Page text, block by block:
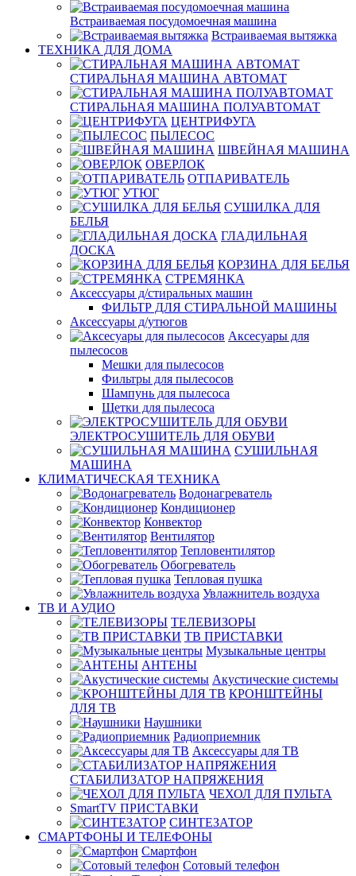
Встраиваемая посудомоечная машина
Встраиваемая вытяжка
ТЕХНИКА ДЛЯ ДОМА
СТИРАЛЬНАЯ МАШИНА АВТОМАТ
СТИРАЛЬНАЯ МАШИНА ПОЛУАВТОМАТ
ЦЕНТРИФУГА
ПЫЛЕСОС
ШВЕЙНАЯ МАШИНА
ОВЕРЛОК
ОТПАРИВАТЕЛЬ
УТЮГ
СУШИЛКА ДЛЯ
БЕЛЬЯ
ГЛАДИЛЬНАЯ
ДОСКА
КОРЗИНА ДЛЯ БЕЛЬЯ
СТРЕМЯНКА
Аксессуары д/стиральных машин
ФИЛЬТР ДЛЯ СТИРАЛЬНОЙ МАШИНЫ
Аксессуары д/утюгов
Аксесуары для
пылесосов
Мешки для пылесосов
Фильтры для пылесосов
Шампунь для пылесоса
Щетки для пылесоса
ЭЛЕКТРОСУШИТЕЛЬ ДЛЯ ОБУВИ
СУШИЛЬНАЯ
МАШИНА
КЛИМАТИЧЕСКАЯ ТЕХНИКА
Водонагреватель
Кондиционер
Конвектор
Вентилятор
Тепловентилятор
Обогреватель
Тепловая пушка
Увлажнитель воздуха
ТВ И AУДИО
ТЕЛЕВИЗОРЫ
ТВ ПРИСТАВКИ
Музыкальные центры
АНТЕНЫ
Акустические системы
КРОНШТЕЙНЫ
ДЛЯ ТВ
Наушники
Радиоприемник
Аксессуары для ТВ
СТАБИЛИЗАТОР НАПРЯЖЕНИЯ
ЧЕХОЛ ДЛЯ ПУЛЬТА
SmartTV ПРИСТАВКИ
СИНТЕЗАТОР
СМАРТФОНЫ И ТЕЛЕФОНЫ
Смартфон
Сотовый телефон